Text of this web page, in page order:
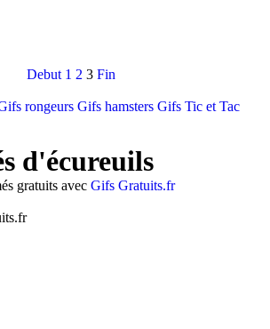
Debut 1 2 3 Fin
rongeurs Gifs hamsters Gifs Tic et Tac
d'écureuils
gratuits avec Gifs Gratuits.fr